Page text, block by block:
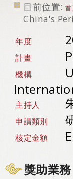
目前位置:
China's
年度
計畫
機構
主持人
申請類別
核定金額
獎助業務